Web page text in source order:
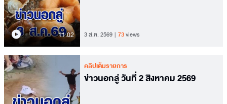
11.02 3 ส.ค. 2569 73views
คลิปเต็มรายการ
ข่าวนอกลู่ วันที่ 2 สิงหาคม 2569